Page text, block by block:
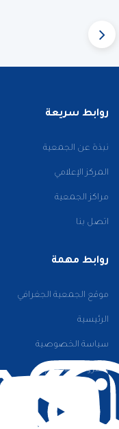
روابط سريعة
نبذة عن الجمعية
المركز الإعلامي
مراكز الجمعية
اتصل بنا
روابط مهمة
موقع الجمعية الجغرافي
الرئيسية
سياسة الخصوصية
الشروط والأحكام